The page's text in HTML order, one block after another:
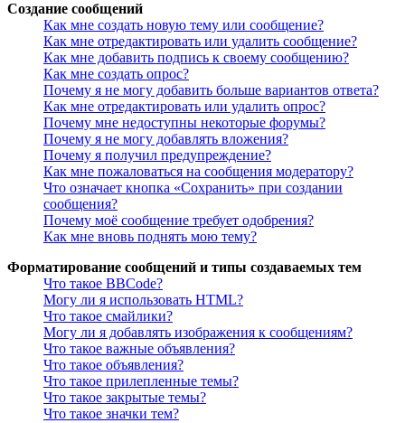
Создание сообщений
Как мне создать новую тему или сообщение?
Как мне отредактировать или удалить сообщение?
Как мне добавить подпись к своему сообщению?
Как мне создать опрос?
Почему я не могу добавить больше вариантов ответа?
Как мне отредактировать или удалить опрос?
Почему мне недоступны некоторые форумы?
Почему я не могу добавлять вложения?
Почему я получил предупреждение?
Как мне пожаловаться на сообщения модератору?
Что означает кнопка «Сохранить» при создании
сообщения?
Почему моё сообщение требует одобрения?
Как мне вновь поднять мою тему?
Форматирование сообщений и типы создаваемых тем
Что такое BBCode?
Могу ли я использовать HTML?
Что такое смайлики?
Могу ли я добавлять изображения к сообщениям?
Что такое важные объявления?
Что такое объявления?
Что такое прилепленные темы?
Что такое закрытые темы?
Что такое значки тем?